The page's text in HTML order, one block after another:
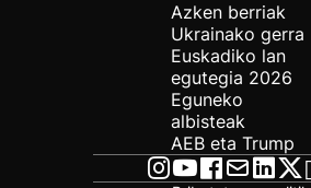
Azken berriak
Ukrainako gerra
Euskadiko lan
egutegia 2026
Eguneko
albisteak
AEB eta Trump